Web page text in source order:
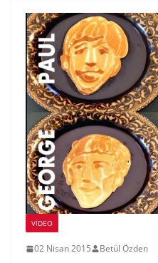
VIDEO
02 Nisan 2015 Betül Özden